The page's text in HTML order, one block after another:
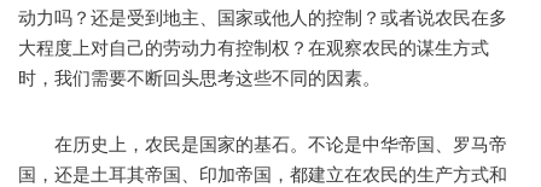
动力吗？还是受到地主、国家或他人的控制？或者说农民在多
大程度上对自己的劳动力有控制权？在观察农民的谋生方式
时，我们需要不断回头思考这些不同的因素。
在历史上，农民是国家的基石。不论是中华帝国、罗马帝
国，还是土耳其帝国、印加帝国，都建立在农民的生产方式和